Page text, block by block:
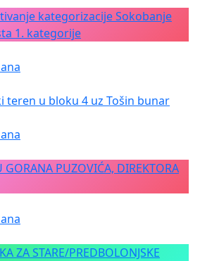
kategorizacije Sokobanje
1. kategorije
teren u bloku 4 uz Tošin bunar
PUZOVIĆA, DIREKTORA
ZA STARE/PREDBOLONJSKE